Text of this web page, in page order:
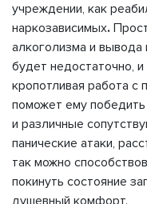
учреждении, как
наркозависимых.
алкоголизма и вывода
будет недостаточно,
кропотливая работа с
поможет ему
и различные
панические атаки,
так можно
покинуть состояние